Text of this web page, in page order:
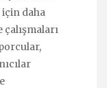
daha